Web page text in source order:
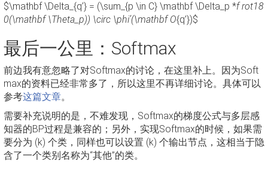
$\mathbf \Delta_{q’} = (\sum_{p \in C} \mathbf \Delta_p *f rot18
0(\mathbf \Theta_p)) \circ \phi’(\mathbf O{q’})$
最后一公里：Softmax
前边我有意忽略了对Softmax的讨论，在这里补上。因为Soft
max的资料已经非常多了，所以这里不再详细讨论。具体可以
参考这篇文章。
需要补充说明的是，不难发现，Softmax的梯度公式与多层感
知器的BP过程是兼容的；另外，实现Softmax的时候，如果需
要分为 (k) 个类，同样也可以设置 (k) 个输出节点，这相当于隐
含了一个类别名称为“其他”的类。